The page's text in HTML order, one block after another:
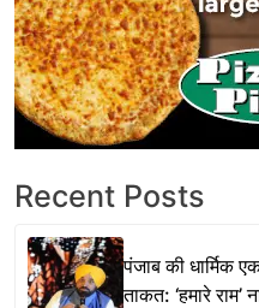
Recent Posts
पंजाब की धार्मिक
ताकत: ‘हमारे